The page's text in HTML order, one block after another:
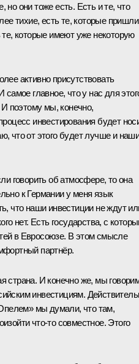
но они тоже есть. Есть и те, что
тихие, есть те, которые пришли
которые имеют уже некоторую
активно присутствовать
самое главное, что у нас для
поэтому мы, конечно,
инвестирования будет
что от этого будет лучше и
говорить об атмосфере, то она
к Германии у меня язык
что наши инвестиции не ждут
нет. Есть государства, с
в Евросоюзе. В этом смысле
партнёр.
страна. И конечно же, мы
инвестициям.
мы думали, что там,
что‑то совместное. Этого